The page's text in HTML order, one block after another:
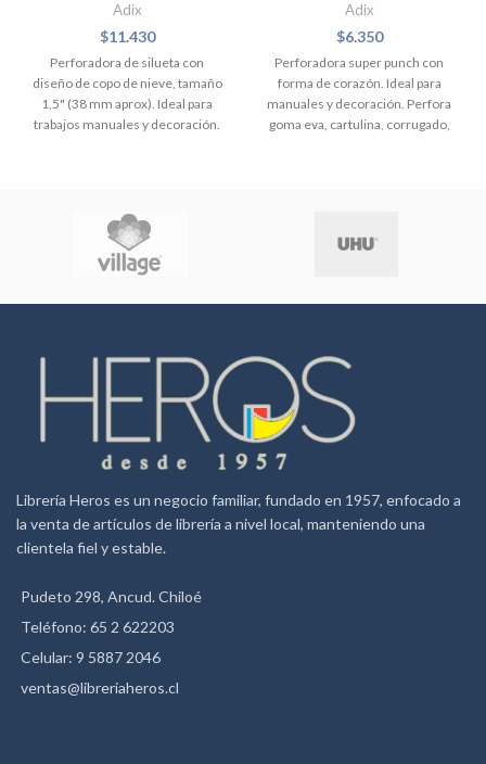
Adix
$11.430
Perforadora de silueta con
diseño de copo de nieve, tamaño
1,5" (38 mm aprox). Ideal para
trabajos manuales y decoración.
de 3 Años.
Adix
$6.350
Perforadora super punch con
forma de corazón. Ideal para
manuales y decoración. Perfora
goma eva, cartulina, corrugado,
Librería Heros es un negocio familiar, fundado en 1957, enfocado a
la venta de artículos de librería a nivel local, manteniendo una
clientela fiel y estable.
Pudeto 298, Ancud. Chiloé
Teléfono: 65 2 622203
Celular: 9 5887 2046
ventas@libreriaheros.cl